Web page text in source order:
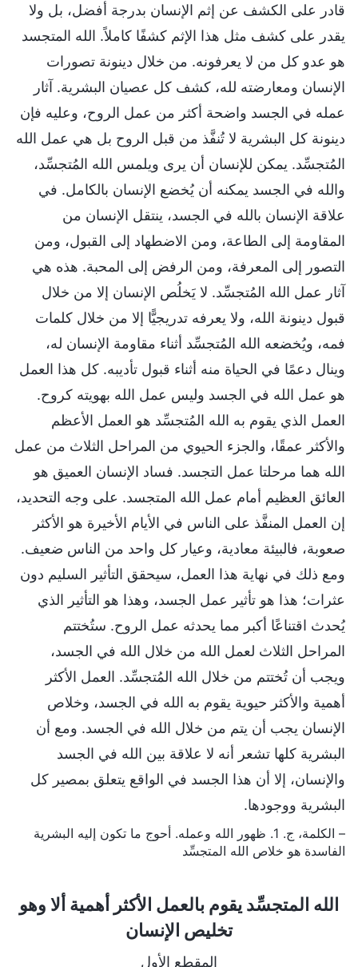
قادر على الكشف عن إثم الإنسان بدرجة أفضل، بل ولا
يقدر على كشف مثل هذا الإثم كشفًا كاملاً. الله المتجسد
هو عدو كل من لا يعرفونه. من خلال دينونة تصورات
الإنسان ومعارضته لله، كشف كل عصيان البشرية. آثار
عمله في الجسد واضحة أكثر من عمل الروح، وعليه فإن
دينونة كل البشرية لا تُنفَّذ من قبل الروح بل هي عمل الله
المُتجسِّد. يمكن للإنسان أن يرى ويلمس الله المُتجسِّد،
والله في الجسد يمكنه أن يُخضع الإنسان بالكامل. في
علاقة الإنسان بالله في الجسد، ينتقل الإنسان من
المقاومة إلى الطاعة، ومن الاضطهاد إلى القبول، ومن
التصور إلى المعرفة، ومن الرفض إلى المحبة. هذه هي
آثار عمل الله المُتجسِّد. لا يَخلُص الإنسان إلا من خلال
قبول دينونة الله، ولا يعرفه تدريجيًّا إلا من خلال كلمات
فمه، ويُخضعه الله المُتجسِّد أثناء مقاومة الإنسان له،
وينال دعمًا في الحياة منه أثناء قبول تأديبه. كل هذا العمل
هو عمل الله في الجسد وليس عمل الله بهويته كروح.
العمل الذي يقوم به الله المُتجسِّد هو العمل الأعظم
والأكثر عمقًا، والجزء الحيوي من المراحل الثلاث من عمل
الله هما مرحلتا عمل التجسد. فساد الإنسان العميق هو
العائق العظيم أمام عمل الله المتجسد. على وجه التحديد،
إن العمل المنفَّذ على الناس في الأيام الأخيرة هو الأكثر
صعوبة، فالبيئة معادية، وعيار كل واحد من الناس ضعيف.
ومع ذلك في نهاية هذا العمل، سيحقق التأثير السليم دون
عثرات؛ هذا هو تأثير عمل الجسد، وهذا هو التأثير الذي
يُحدث اقتناعًا أكبر مما يحدثه عمل الروح. ستُختتم
المراحل الثلاث لعمل الله من خلال الله في الجسد،
ويجب أن تُختتم من خلال الله المُتجسِّد. العمل الأكثر
أهمية والأكثر حيوية يقوم به الله في الجسد، وخلاص
الإنسان يجب أن يتم من خلال الله في الجسد. ومع أن
البشرية كلها تشعر أنه لا علاقة بين الله في الجسد
والإنسان، إلا أن هذا الجسد في الواقع يتعلق بمصير كل
البشرية ووجودها.
– الكلمة، ج. 1. ظهور الله وعمله. أحوج ما تكون إليه البشرية
الفاسدة هو خلاص الله المتجسِّد
الله المتجسِّد يقوم بالعمل الأكثر أهمية ألا وهو
تخليص الإنسان
المقطع الأول